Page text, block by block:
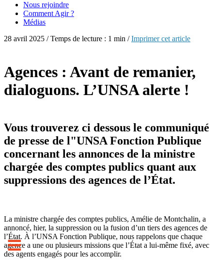
Nous rejoindre
Comment Agir ?
Médias
28 avril 2025 / Temps de lecture : 1 min /Imprimer cet article
Agences : Avant de remanier,
dialoguons. L’UNSA alerte !
Vous trouverez ci dessous le communiqué
de presse de l"UNSA Fonction Publique
concernant les annonces de la ministre
chargée des comptes publics quant aux
suppressions des agences de l’État.
La ministre chargée des comptes publics, Amélie de Montchalin, a
annoncé, hier, la suppression ou la fusion d’un tiers des agences de
l’État. À l’UNSA Fonction Publique, nous rappelons que chaque
agence a une ou plusieurs missions que l’État a lui-même fixé, avec
des agents engagés pour les accomplir.